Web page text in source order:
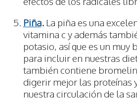
Piña.La piña es una
vitamina c y además
potasio, así que es un muy
para incluir en nuestras
también contiene
digerir mejor las proteínas
nuestra circulación de la